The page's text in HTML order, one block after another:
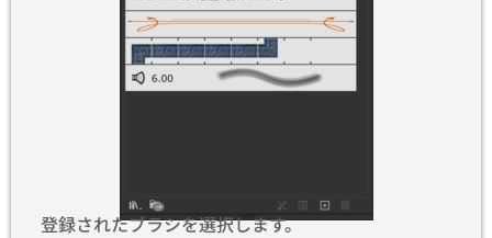
登録されたブラシを選択します。